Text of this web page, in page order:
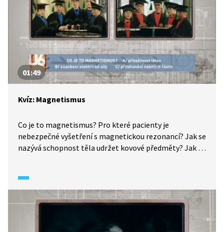
soustavy v ohrožení? Dozvíte se z rozhovoru Václava
Moravce s astrofyzikem Michalem Švandou
a energetikem Miroslavem Vrbou v diskusním pořadu,
který navazuje na dokument Tiché hrozby: Blízký
vesmír.
01:49
Kvíz: Magnetismus
Co je to magnetismus? Pro které pacienty je
nebezpečné vyšetření s magnetickou rezonancí? Jak se
nazývá schopnost těla udržet kovové předměty? Jak se
záznamu? To vše se dozvíte v našem kvízu.